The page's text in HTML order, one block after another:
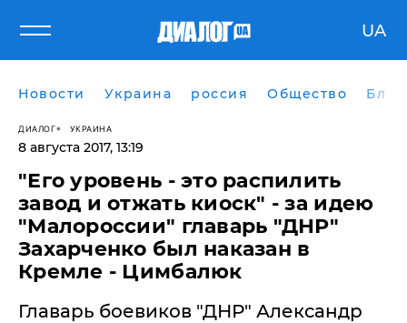
UA
Новости Украина россия Общество
ДИАЛОГ УКРАИНА
8 августа 2017, 13:19
"Его уровень - это распилить
завод и отжать киоск" - за идею
"Малороссии" главарь "ДНР"
Захарченко был наказан в
Кремле - Цимбалюк
Главарь боевиков "ДНР" Александр